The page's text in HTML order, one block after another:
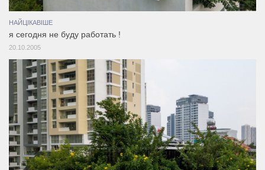
НАЙЦІКАВІШЕ
я сегодня не буду работать !
20.10.2005